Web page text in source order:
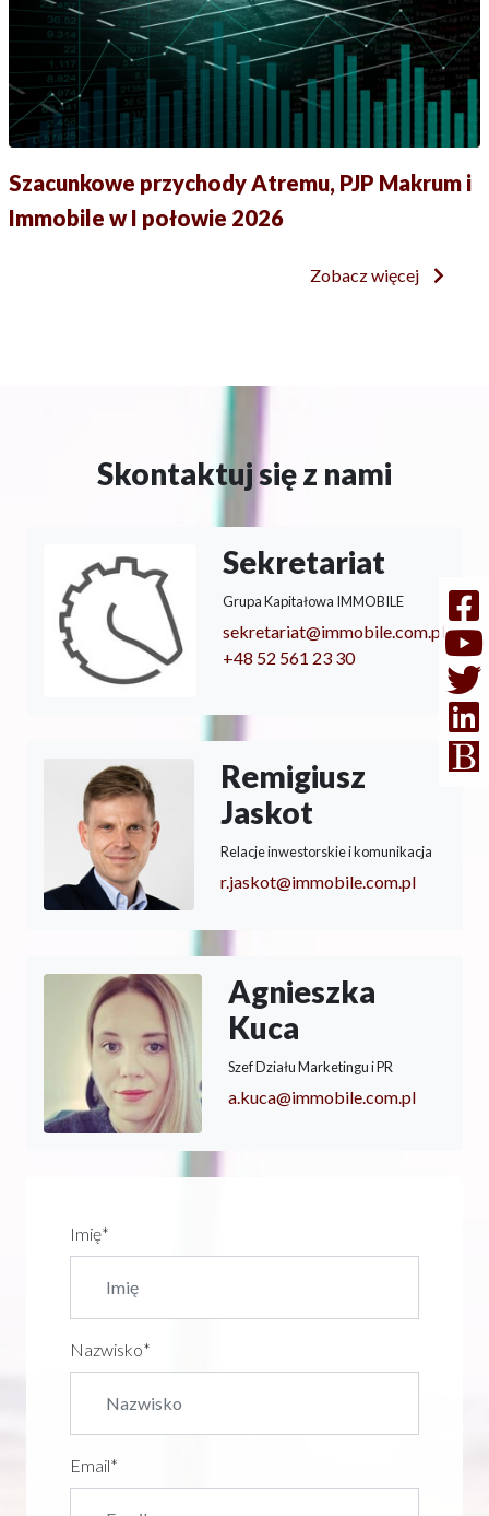
Szacunkowe przychody Atremu, PJP Makrum i
Immobile w I połowie 2026
Zobacz więcej
Skontaktuj się z nami
Sekretariat
Grupa Kapitałowa IMMOBILE
sekretariat@immobile.com.pl
+48 52 561 23 30
Remigiusz
Jaskot
Relacje inwestorskie i komunikacja
r.jaskot@immobile.com.pl
Agnieszka
Kuca
Szef Działu Marketingu i PR
a.kuca@immobile.com.pl
Imię*
Nazwisko*
Email*